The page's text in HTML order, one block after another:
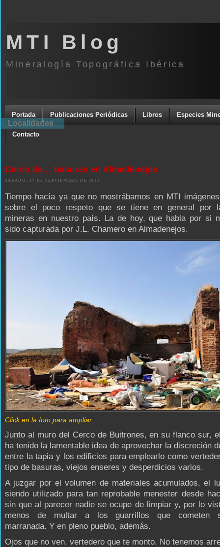
MTI Blog
Mineralogía Topográfica Ibérica
Portada Publicaciones Periódicas Libros Especies
Contacto
Cerco de… basuras en Almadenejos
SÁBADO, 24 DE SEPTIEMBRE DE 2011
Tiempo hacía ya que no mostrábamos en MTI
sobre el poco respeto que se tiene en general por
mineras en nuestro país. La de hoy, que habla por si
sido capturada por J.L. Chamero en Almadenejos.
Click en la foto para ampliar
Junto al muro del Cerco de Buitrones, en su flanco sur,
ha tenido la lamentable idea de aprovechar la discreción
entre la tapia y los edificios para emplearlo como
tipo de basuras, viejos enseres y desperdicios varios.
A juzgar por el volumen de materiales acumulados, el
siendo utilizado para tan reprobable menester desde
sin que al parecer nadie se ocupe de limpiar y, por lo
menos de multar a los guarrillos que cometen
marranada. Y en pleno pueblo, además.
Ojos que no ven, vertedero que te monto. No tenemos
Localidades